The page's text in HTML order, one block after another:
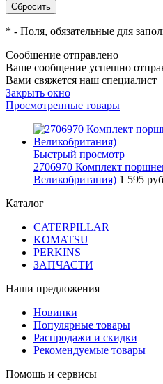
* - Поля, обязательные для
Сообщение отправлено
Ваше сообщение успешно
Вами свяжется наш специалист
Закрыть окно
Просмотренные товары
Быстрый просмотр
2706970 Комплект
Великобритания) 1 595
Каталог
CATERPILLAR
KOMATSU
PERKINS
ЗАПЧАСТИ
Наши предложения
Новинки
Популярные товары
Распродажи и скидки
Рекомендуемые товары
Помощь и сервисы